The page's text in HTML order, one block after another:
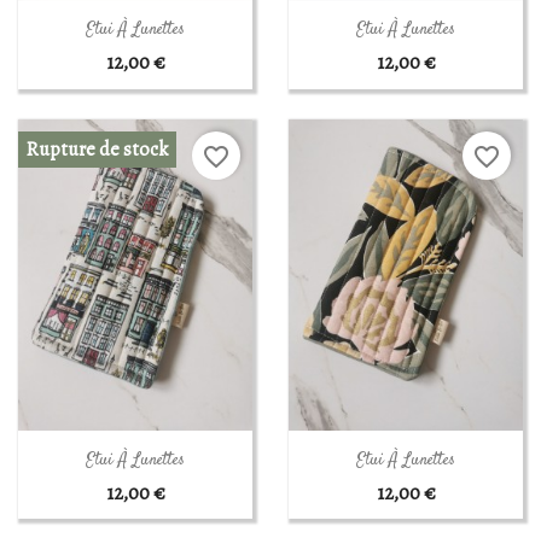
Aperçu rapide
Etui À Lunettes
12,00 €
Aperçu rapide
Etui À Lunettes
12,00 €
Aperçu rapide
Etui À Lunettes
12,00 €
Rupture de stock favorite_border
Aperçu rapide
Etui À Lunettes
12,00 €
favorite_border